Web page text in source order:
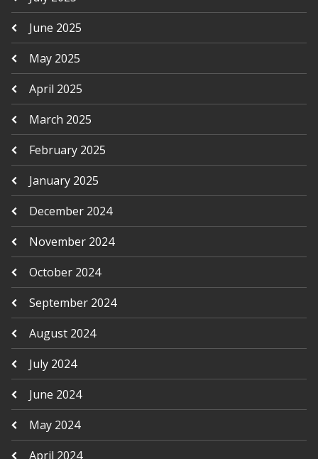
June 2025
May 2025
April 2025
March 2025
February 2025
January 2025
December 2024
November 2024
October 2024
September 2024
August 2024
July 2024
June 2024
May 2024
April 2024